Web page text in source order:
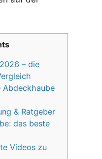
– die
Abdeckhaube
& Ratgeber
das beste
Videos zu